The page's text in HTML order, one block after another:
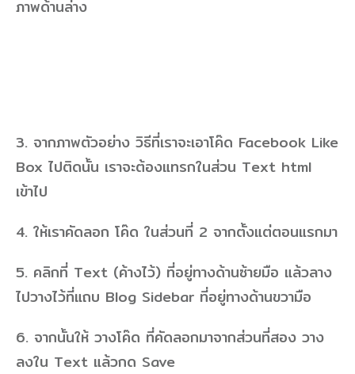
ภาพด้านล่าง
3. จากภาพตัวอย่าง วิธีที่เราจะเอาโค๊ด Facebook Like
Box ไปติดนั้น เราจะต้องแทรกในส่วน Text html
เข้าไป
4. ให้เราคัดลอก โค๊ด ในส่วนที่ 2 จากตั้งแต่ตอนแรกมา
5. คลิกที่ Text (ค้างไว้) ที่อยู่ทางด้านซ้ายมือ แล้วลาง
ไปวางไว้ที่แถบ Blog Sidebar ที่อยู่ทางด้านขวามือ
6. จากนั้นให้ วางโค๊ด ที่คัดลอกมาจากส่วนที่สอง วาง
ลงใน Text แล้วกด Save